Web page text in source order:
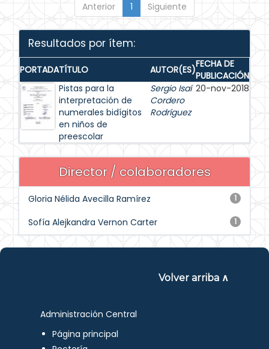
Anterior 1 Siguiente
Resultados por ítem:
PORTADATÍTULO AUTOR(ES)FECHA DE
PUBLICACIÓN
Pistas para la
interpretación de
numerales bidígitos
en niños de
preescolar
Sergio Isaí
Cordero
Rodríguez
20-nov-2018
Director / colaboradores
1
Gloria Nélida Avecilla Ramírez
1
Sofía Alejkandra Vernon Carter
Volver arriba ∧
Administración Central
Página principal